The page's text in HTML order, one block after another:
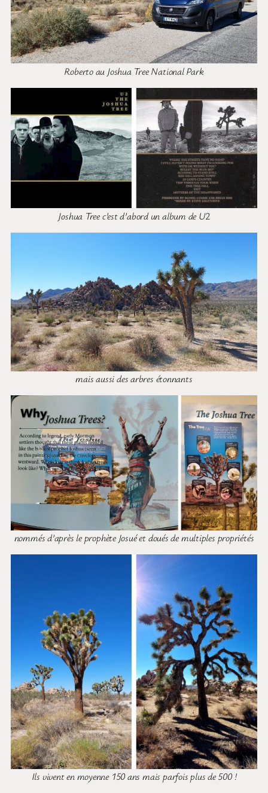
Roberto au Joshua Tree National Park
Joshua Tree c’est d’abord un album de U2
mais aussi des arbres étonnants
nommés d’après le prophète Josué et doués de multiples propriétés
Ils vivent en moyenne 150 ans mais parfois plus de 500 !